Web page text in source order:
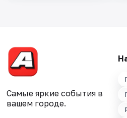
Самые яркие события в
вашем городе.